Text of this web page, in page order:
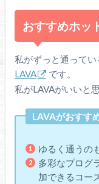
おすすめホッ
私がずっと通ってい
LAVA
です。
私がLAVAがいいと
LAVAがおすす
ゆるく通うの
多彩なプログ
加できるコー